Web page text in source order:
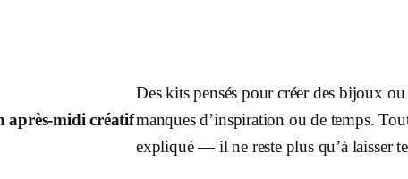
après-midi créatif
Des kits pensés pour créer des bijoux ou
manques d’inspiration ou de temps.
expliqué — il ne reste plus qu’à laisser